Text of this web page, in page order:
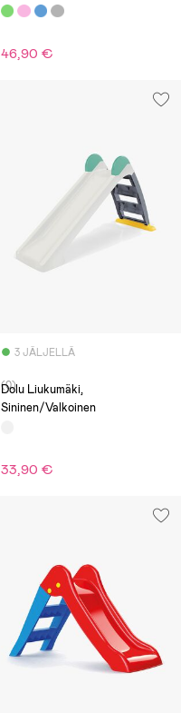
46,90 €
3 JÄLJELLÄ
(0)
Dolu Liukumäki,
Sininen/Valkoinen
33,90 €